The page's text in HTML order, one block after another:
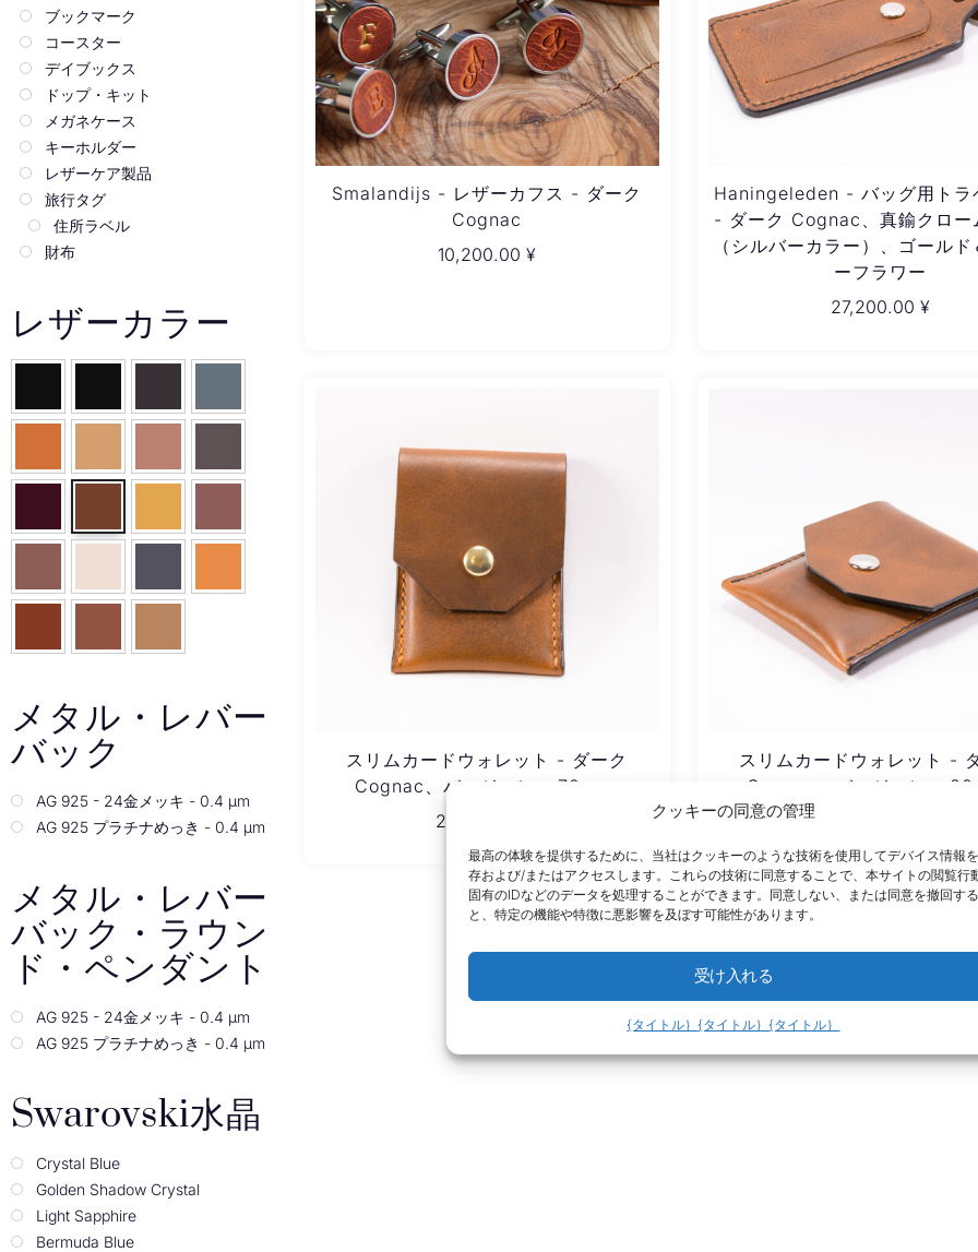
クッキーの同意の管理
最高の体験を提供するために、当社はクッキーのような技術を使用してデバイス情報
存および/またはアクセスします。これらの技術に同意することで、本サイトの閲覧行
固有のIDなどのデータを処理することができます。同意しない、または同意を撤回する
と、特定の機能や特徴に悪影響を及ぼす可能性があります。
受け入れる
{タイトル｝{タイトル｝{タイトル｝
ブックマーク
コースター
デイブックス
ドップ・キット
メガネケース
キーホルダー
レザーケア製品
旅行タグ
住所ラベル
財布
レザーカラー
メタル・レバー
バック
AG 925 - 24金メッキ - 0.4 µm
AG 925 プラチナめっき - 0.4 µm
メタル・レバー
バック・ラウン
ド・ペンダント
AG 925 - 24金メッキ - 0.4 µm
AG 925 プラチナめっき - 0.4 µm
Swarovski水晶
Crystal Blue
Golden Shadow Crystal
Light Sapphire
Bermuda Blue
Smalandijs - レザーカフス - ダーク
Cognac
10,200.00¥
Haningeleden - バッグ用トラ
- ダーク Cognac、真鍮クロー
（シルバーカラー）、ゴール
ーフラワー
27,200.00 ¥
スリムカードウォレット - ダーク
Cognac、バージョン - 70 mm
20,400.00
スリムカードウォレット -
Cognac、バージョン - 80